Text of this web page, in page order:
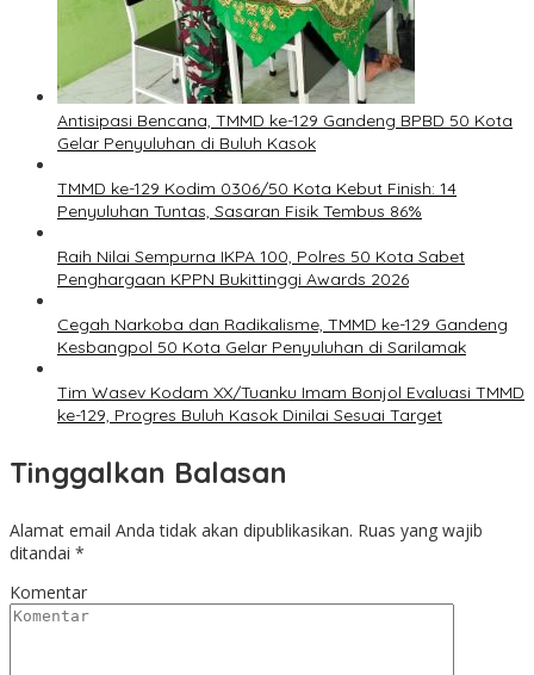
Antisipasi Bencana, TMMD ke-129 Gandeng BPBD 50 Kota
Gelar Penyuluhan di Buluh Kasok
TMMD ke-129 Kodim 0306/50 Kota Kebut Finish: 14
Penyuluhan Tuntas, Sasaran Fisik Tembus 86%
Raih Nilai Sempurna IKPA 100, Polres 50 Kota Sabet
Penghargaan KPPN Bukittinggi Awards 2026
Cegah Narkoba dan Radikalisme, TMMD ke-129 Gandeng
Kesbangpol 50 Kota Gelar Penyuluhan di Sarilamak
Tim Wasev Kodam XX/Tuanku Imam Bonjol Evaluasi TMMD
ke-129, Progres Buluh Kasok Dinilai Sesuai Target
Tinggalkan Balasan
Alamat email Anda tidak akan dipublikasikan. Ruas yang wajib
ditandai *
Komentar